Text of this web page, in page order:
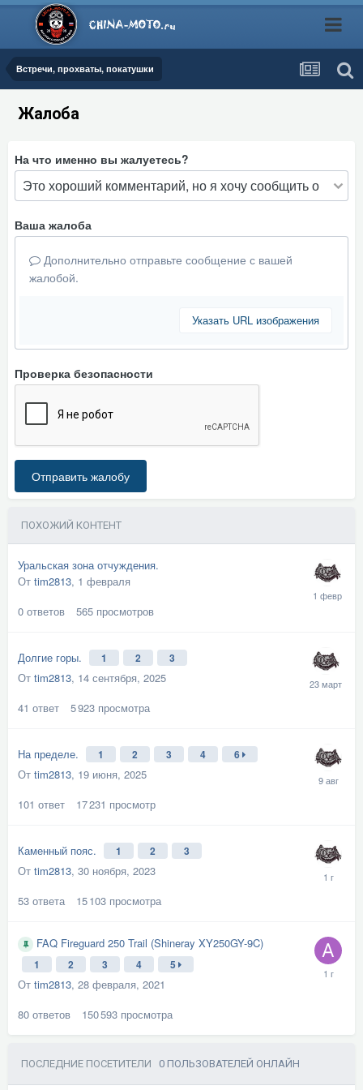
Встречи, прохваты, покатушки
Жалоба
На что именно вы жалуетесь?
Ваша жалоба
Дополнительно отправьте сообщение с вашей
жалобой.
Указать URL изображения
Проверка безопасности
Отправить жалобу
ПОХОЖИЙ КОНТЕНТ
Уральская зона отчуждения.
От tim2813, 1 февраля
0 ответов 565 просмотров
Долгие горы. 1 2 3
От tim2813, 14 сентября, 2025
41 ответ 5 923 просмотра
На пределе. 1 2 3 4 6
От tim2813, 19 июня, 2025
101 ответ 17 231 просмотр
Каменный пояс. 1 2 3
От tim2813, 30 ноября, 2023
53 ответа 15 103 просмотра
FAQ Fireguard 250 Trail (Shineray XY250GY-9C)
1 2 3 4 5
От tim2813, 28 февраля, 2021
80 ответов 150 593 просмотра
ПОСЛЕДНИЕ ПОСЕТИТЕЛИ 0 ПОЛЬЗОВАТЕЛЕЙ ОНЛАЙН